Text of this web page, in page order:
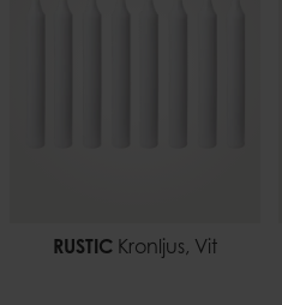
RUSTICKronljus, Vit